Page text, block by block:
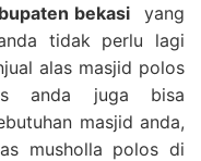
bekasi yang
tidak perlu lagi
alas masjid polos
anda juga bisa
masjid anda,
musholla polos di